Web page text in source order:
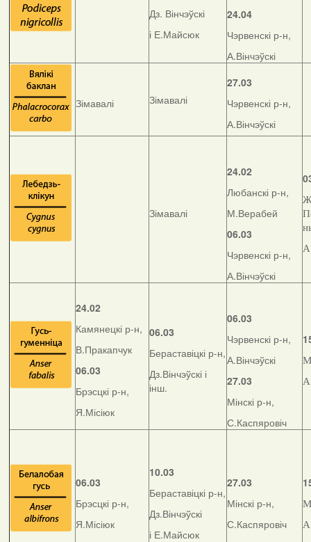
Дз. Вінчэўскі
і Е.Майсюк
24.04
Чэрвенскі р-н,
А.Вінчэўскі
Зімавалі Зімавалі
27.03
Чэрвенскі р-н,
А.Вінчэўскі
Зімавалі
24.02
Любанскі р-н,
М.Верабей
06.03
Чэрвенскі р-н,
А.Вінчэўскі
24.02
Камянецкі р-н,
В.Пракапчук
06.03
Брэсцкі р-н,
Я.Місіюк
06.03
Бераставіцкі р-н,
Дз.Вінчэўскі і
інш.
06.03
Чэрвенскі р-н,
А.Вінчэўскі
27.03
Мінскі р-н,
С.Каспяровіч
06.03
Брэсцкі р-н,
Я.Місіюк
10.03
Бераставіцкі р-н,
Дз.Вінчэўскі
і Е.Майсюк
27.03
Мінскі р-н,
С.Каспяровіч